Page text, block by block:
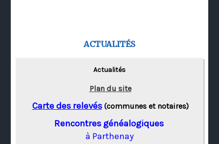
ACTUALITÉS
Actualités
Plan du site
Carte des relevés(communes et notaires)
Rencontres généalogiques
à Parthenay